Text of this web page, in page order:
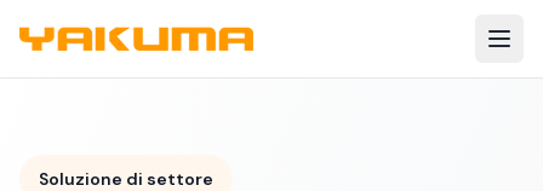
Soluzione di settore